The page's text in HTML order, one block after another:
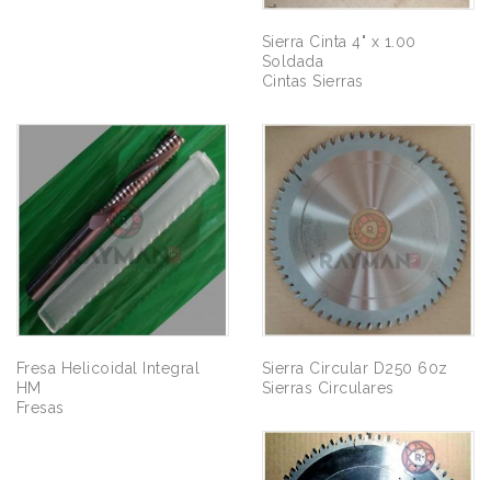
Sierra Cinta 4" x 1.00
Soldada
Cintas Sierras
Fresa Helicoidal Integral
HM
Fresas
Sierra Circular D250 60z
Sierras Circulares